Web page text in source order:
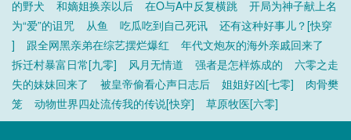
的野犬
和嫡姐换亲以后 在O与A中反复横跳
开局为神子献上名
为“爱”的诅咒
从鱼 吃瓜吃到自己死讯
还有这种好事儿？[快穿
]
跟全网黑亲弟在综艺摆烂爆红
年代文炮灰的海外亲戚回来了
拆迁村暴富日常[九零]
风月无情道 强者是怎样炼成的
六零之走
失的妹妹回来了
被皇帝偷看心声日志后 姐姐好凶[七零]
肉骨樊
笼
动物世界四处流传我的传说[快穿] 草原牧医[六零]